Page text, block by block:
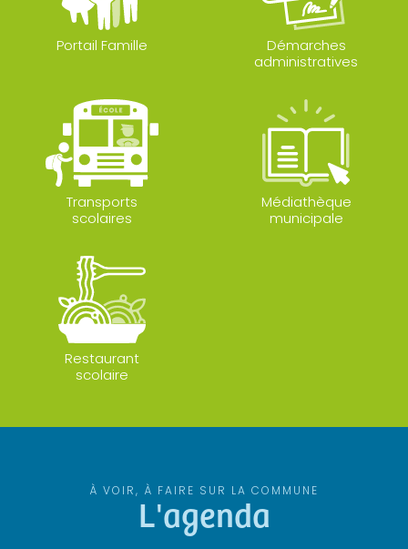
Portail Famille
Démarches
administratives
Transports
scolaires
Médiathèque
municipale
Restaurant
scolaire
À VOIR, À FAIRE SUR LA COMMUNE
L'agenda